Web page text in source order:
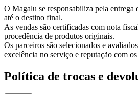
O Magalu se responsabiliza pela entrega
até o destino final.
As vendas são certificadas com nota
procedência de produtos originais.
Os parceiros são selecionados e
excelência no serviço e reputação com
Política de trocas e